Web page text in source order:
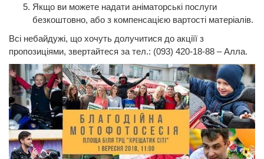
Якщо ви можете надати аніматорські послуги
безкоштовно, або з компенсацією вартості матеріалів.
Всі небайдужі, що хочуть долучитися до акціїї з
пропозиціями, звертайтеся за тел.: (093) 420-18-88 – Алла.